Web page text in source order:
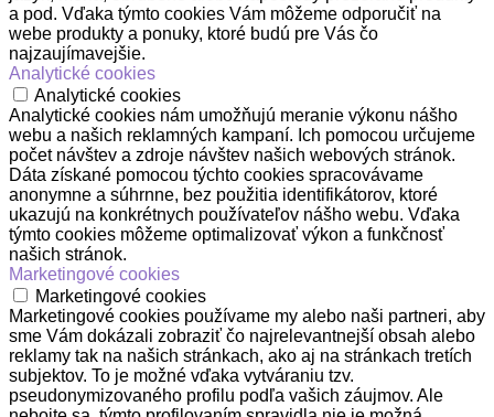
a pod. Vďaka týmto cookies Vám môžeme odporučiť na
webe produkty a ponuky, ktoré budú pre Vás čo
najzaujímavejšie.
Analytické cookies
Analytické cookies
Analytické cookies nám umožňujú meranie výkonu nášho
webu a našich reklamných kampaní. Ich pomocou určujeme
počet návštev a zdroje návštev našich webových stránok.
Dáta získané pomocou týchto cookies spracovávame
anonymne a súhrnne, bez použitia identifikátorov, ktoré
ukazujú na konkrétnych používateľov nášho webu. Vďaka
týmto cookies môžeme optimalizovať výkon a funkčnosť
našich stránok.
Marketingové cookies
Marketingové cookies
Marketingové cookies používame my alebo naši partneri, aby
sme Vám dokázali zobraziť čo najrelevantnejší obsah alebo
reklamy tak na našich stránkach, ako aj na stránkach tretích
subjektov. To je možné vďaka vytváraniu tzv.
pseudonymizovaného profilu podľa vašich záujmov. Ale